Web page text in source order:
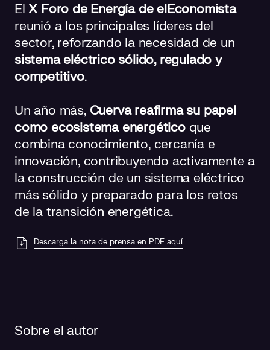
ElX Foro de Energía de elEconomista
reunió a los principales líderes del
sector, reforzando la necesidad de un
sistema eléctrico sólido, regulado y
competitivo.
Un año más, Cuerva reafirma su papel
como ecosistema energéticoque
combina conocimiento, cercanía e
innovación, contribuyendo activamente a
la construcción de un sistema eléctrico
más sólido y preparado para los retos
de la transición energética.
Descarga la nota de prensa en PDF aquí
Sobre el autor